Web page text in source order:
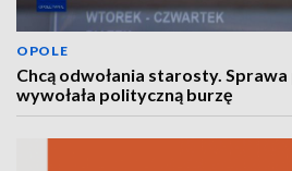
OPOLE
Chcą odwołania starosty.
wywołała polityczną burzę